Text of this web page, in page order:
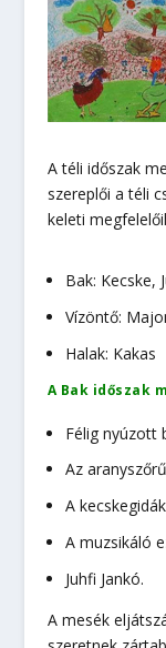
A téli időszak
szereplői a téli
keleti
Bak: Kecske,
Vízöntő:
Halak: Kakas
A Bak időszak
Félig nyúzott
Az
A kecskegidák
A muzsikáló
Juhfi Jankó.
A mesék